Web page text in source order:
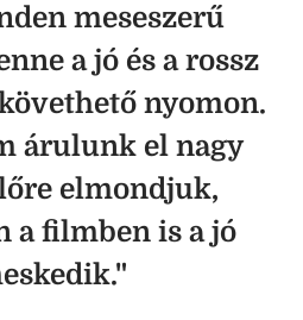
meseszerű
a jó és a rossz
nyomon.
árulunk el nagy
elmondjuk,
a filmben is a jó